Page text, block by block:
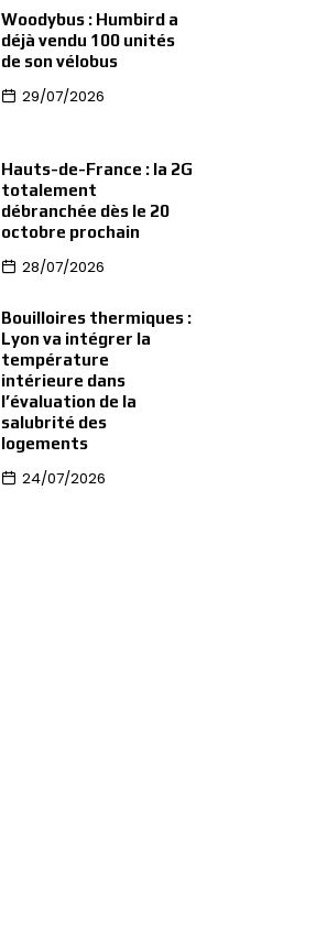
Woodybus : Humbird a
déjà vendu 100 unités
de son vélobus
29/07/2026
Hauts-de-France : la 2G
totalement
débranchée dès le 20
octobre prochain
28/07/2026
Bouilloires thermiques :
Lyon va intégrer la
température
intérieure dans
l’évaluation de la
salubrité des
logements
24/07/2026